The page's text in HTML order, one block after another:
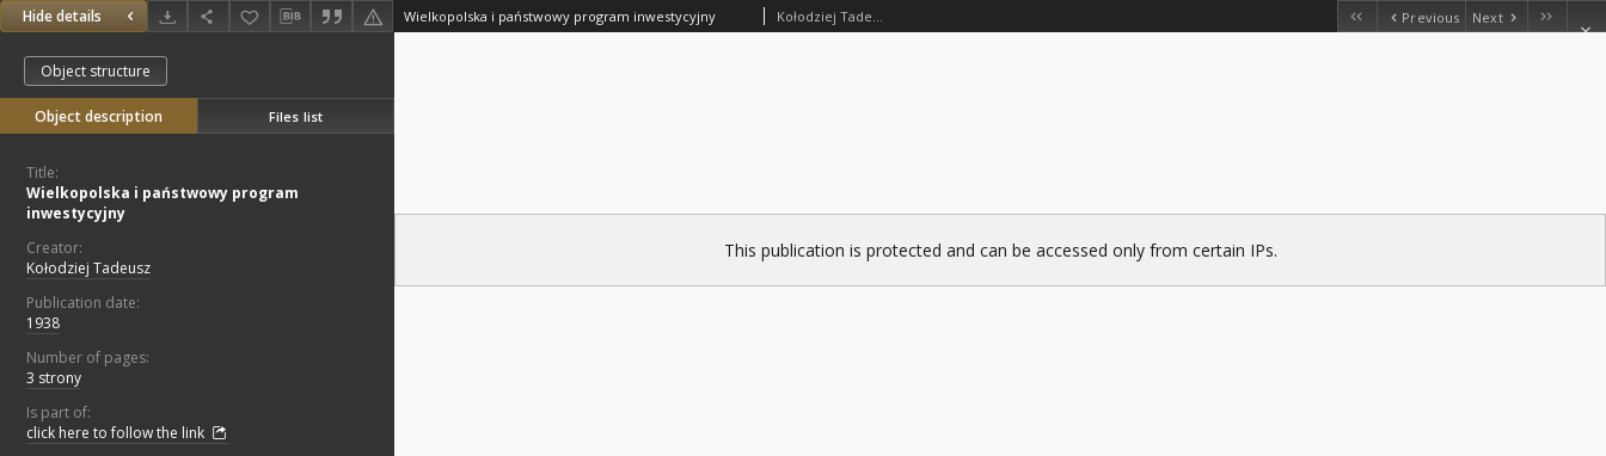
Hide details Wielkopolska i państwowy program inwestycyjny Kołodziej Tadeusz Previous Next
Object structure
Object description Files list
Title:
Wielkopolska i państwowy program
inwestycyjny
Creator:
Kołodziej Tadeusz
Publication date:
1938
Number of pages:
3 strony
Is part of:
click here to follow the link
This publication is protected and can be accessed only from certain IPs.